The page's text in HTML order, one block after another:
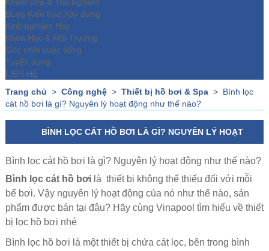
Khám phá & Trải nghiệm
BLog Kiến trúc Xây dựng
Kinh nghiệm Hay
Khoa Học & Môi Trường
Góc nhìn cuộc sống
Tuyển dụng
LIÊN HỆ
Trang chủ > Công nghệ> Thiết bị hồ bơi & Spa> Bình lọc
cát hồ bơi là gì? Nguyên lý hoạt động như thế nào?
BÌNH LỌC CÁT HỒ BƠI LÀ GÌ? NGUYÊN LÝ HOẠT
ĐỘNG NHƯ THẾ NÀO?
Bình lọc cát hồ bơi là gì? Nguyên lý hoạt động như thế nào?
Bình lọc cát hồ bơilà thiết bị không thể thiếu đối với mỗi
bể bơi. Vậy nguyên lý hoạt động của nó như thế nào, sản
phẩm được bán tại đâu? Hãy cùng Vinapool tìm hiểu về thiết
bị lọc hồ bơi nhé
Bình lọc hồ bơi là một thiết bị chứa cát lọc, bên trong bình